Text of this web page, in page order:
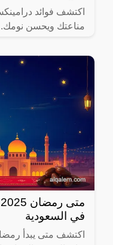
اكتشف فوائد
مناعتك ويحسن
في السعودية